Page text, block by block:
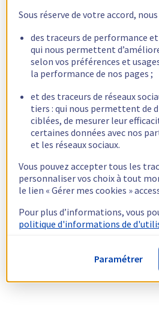
Sous réserve de votre accord,
des traceurs de performance
qui nous permettent
selon vos préférences et
la performance de nos pages ;
et des traceurs de réseaux
tiers : qui nous permettent de
ciblées, de mesurer leur
certaines données avec nos
et les réseaux sociaux.
Vous pouvez accepter tous les
personnaliser vos choix à tout
le lien « Gérer mes cookies »
Pour plus d’informations, vous
politique d'informations de
Paramétrer